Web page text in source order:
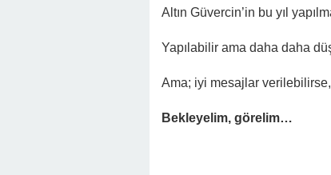
Altın Güvercin’in bu yıl
Yapılabilir ama daha daha
Ama; iyi mesajlar
Bekleyelim, görelim…